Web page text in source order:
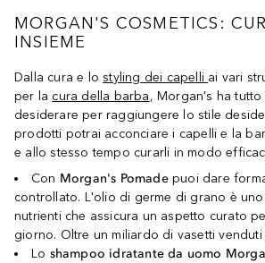
MORGAN'S COSMETICS:
INSIEME
Dalla cura e lostyling dei capelli ai vari
per la cura della barba, Morgan's ha
desiderare per raggiungere lo stile
prodotti potrai acconciare i capelli e la
e allo stesso tempo curarli in modo
Con Morgan's Pomadepuoi dare
controllato. L'olio di germe di grano è
nutrienti che assicura un aspetto curato
giorno. Oltre un miliardo di vasetti
Lo shampoo idratante da uomo